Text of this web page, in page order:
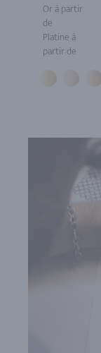
Or à partir
de
Platine à
partir de